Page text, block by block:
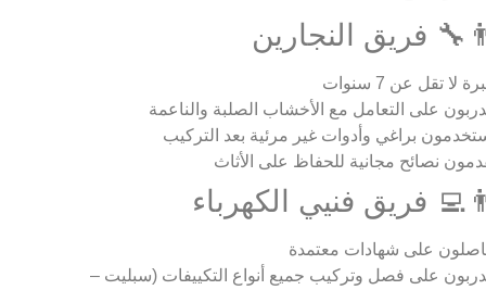
فريق النجارين
لا تقل عن 7 سنوات
على التعامل مع الأخشاب الصلبة والناعمة
براغي وأدوات غير مرئية بعد التركيب
نصائح مجانية للحفاظ على الأثاث
فريق فنيي الكهرباء
على شهادات معتمدة
على فصل وتركيب جميع أنواع التكييفات (سبليت –